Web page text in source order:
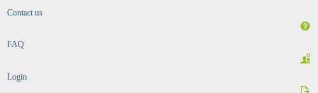
Contact us
FAQ
Login